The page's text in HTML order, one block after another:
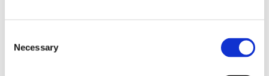
Selection
Necessary